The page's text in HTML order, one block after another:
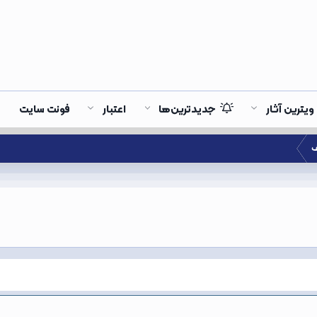
ویترین آثار جدیدترین‌ها اعتبار فونت سایت